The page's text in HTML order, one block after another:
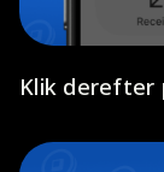
Klik derefter